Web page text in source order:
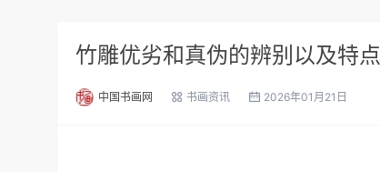
竹雕优劣和真伪的辨别以及特点
中国书画网 书画资讯 2026年01月21日